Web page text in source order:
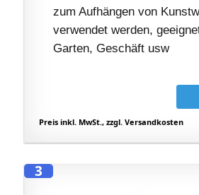
zum Aufhängen von
verwendet werden,
Garten, Geschäft usw
Preis inkl. MwSt., zzgl. Versandkosten
3